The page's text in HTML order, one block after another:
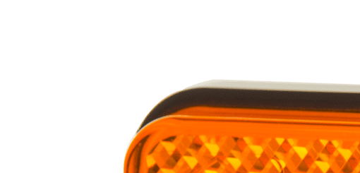
Préférences
Les cookies liés aux préférences
comme votre langue préférée ou la